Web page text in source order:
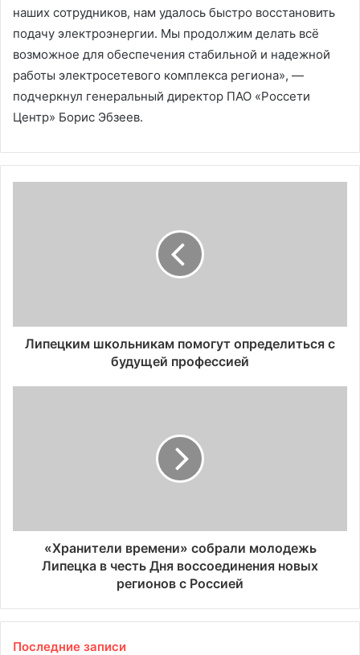
наших сотрудников, нам удалось быстро восстановить
подачу электроэнергии. Мы продолжим делать всё
возможное для обеспечения стабильной и надежной
работы электросетевого комплекса региона», —
подчеркнул генеральный директор ПАО «Россети
Центр» Борис Эбзеев.
Липецким школьникам помогут определиться с
будущей профессией
«Хранители времени» собрали молодежь
Липецка в честь Дня воссоединения новых
регионов с Россией
Последние записи